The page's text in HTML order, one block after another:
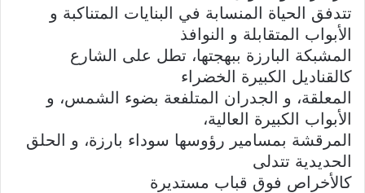
تتدفق الحياة المنسابة في البنايات المتناكبة و
الأبواب المتقابلة و النوافذ
المشبكة البارزة ببهجتها، تطل على الشارع
كالقناديل الكبيرة الخضراء
المعلقة، و الجدران المتلفعة بضوء الشمس، و
الأبواب الكبيرة العالية،
المرقشة بمسامير رؤوسها سوداء بارزة، و الحلق
الحديدية تتدلى
كالأخراص فوق قباب مستديرة